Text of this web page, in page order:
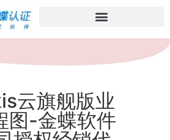
云旗舰版业
图-金蝶软件